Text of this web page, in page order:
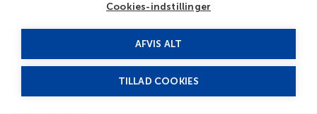
Cookies-indstillinger
AFVIS ALT
TILLAD COOKIES
California 3***